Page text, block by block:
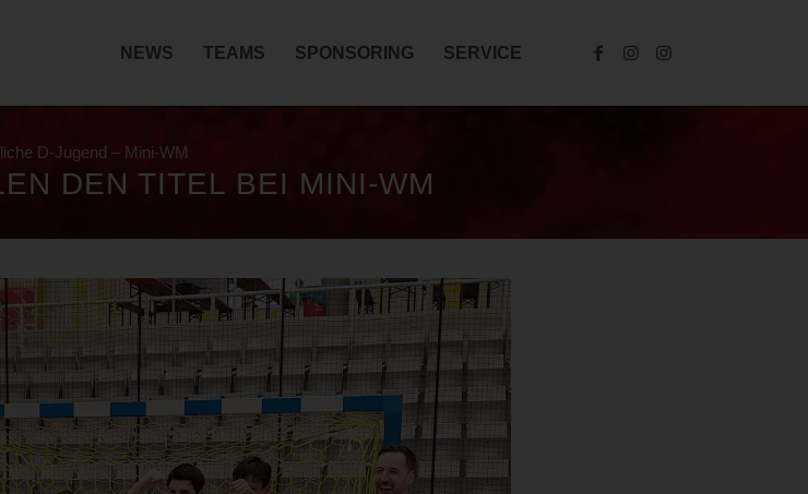
NEWS TEAMS SPONSORING SERVICE
D-Jugend – Mini-WM
DEN TITEL BEI MINI-WM